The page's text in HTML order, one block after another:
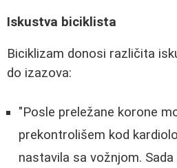
Iskustva biciklista
Biciklizam donosi različita
do izazova:
"Posle preležane korone
prekontrolišem kod
nastavila sa vožnjom.